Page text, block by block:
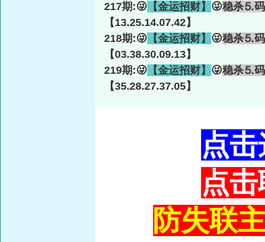
217期:😜 【金运招财】 😜稳杀⒌码
【13.25.14.07.42】
218期:😜 【金运招财】 😜稳杀⒌码
【03.38.30.09.13】
219期:😜 【金运招财】 😜稳杀⒌码
【35.28.27.37.05】
点
点
防失联